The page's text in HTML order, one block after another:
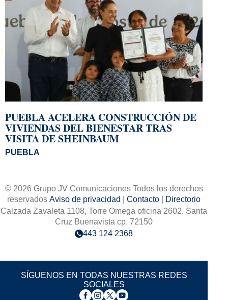
PUEBLA ACELERA CONSTRUCCIÓN DE
VIVIENDAS DEL BIENESTAR TRAS
VISITA DE SHEINBAUM
PUEBLA
© 2026 Grupo JV Comunicaciones Todos los derechos
reservados Aviso de privacidad Contacto
Directorio
Calzada Zavaleta 1108, Torre Omega oficina 2602. Santa
Cruz Buenavista cp. 72150
443 124 2368
SÍGUENOS EN TODAS NUESTRAS REDES
SOCIALES